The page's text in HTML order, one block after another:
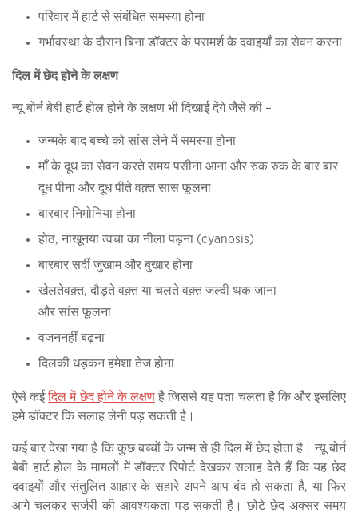
परिवार में हार्ट से संबंधित समस्या होना
गर्भावस्था के दौरान बिना डॉक्टर के परामर्श के दवाइयाँ का सेवन करना
दिल में छेद होने के लक्षण
न्यू बोर्न बेबी हार्ट होल होने के लक्षण भी दिखाई देंगे जैसे की –
जन्मके बाद बच्चे को सांस लेने में समस्या होना
माँ के दूध का सेवन करते समय पसीना आना और रुक रुक के बार बार
दूध पीना और दूध पीते वक़्त सांस फूलना
बारबार निमोनिया होना
होठ, नाखूनया त्वचा का नीला पड़ना (cyanosis)
बारबार सर्दी जुखाम और बुखार होना
खेलतेवक़्त, दौड़ते वक़्त या चलते वक़्त जल्दी थक जाना
और सांस फूलना
वजननहीं बढ़ना
दिलकी धड़कन हमेशा तेज होना
ऐसे कईदिल में छेद होने के लक्षणहै जिससे यह पता चलता है कि और इसलिए
हमे डॉक्टर कि सलाह लेनी पड़ सकती है।
कई बार देखा गया है कि कुछ बच्चों के जन्म से ही दिल में छेद होता है। न्यू बोर्न
बेबी हार्ट होल के मामलों में डॉक्टर रिपोर्ट देखकर सलाह देते हैं कि यह छेद
दवाइयों और संतुलित आहार के सहारे अपने आप बंद हो सकता है, या फिर
आगे चलकर सर्जरी की आवश्यकता पड़ सकती है। छोटे छेद अक्सर समय